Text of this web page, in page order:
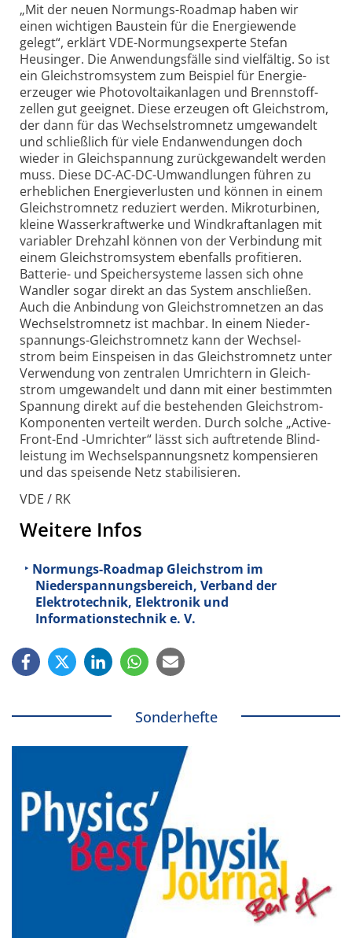
„Mit der neuen Normungs-Roadmap haben wir
einen wichtigen Bau­stein für die Energie­wende
gelegt“, erklärt VDE-Normungs­experte Stefan
Heusinger. Die Anwendungs­fälle sind viel­fältig. So ist
ein Gleich­strom­system zum Beispiel für Energie­
erzeuger wie Photo­voltaik­anlagen und Brenn­stoff­
zellen gut geeignet. Diese erzeugen oft Gleich­strom,
der dann für das Wechsel­strom­netz umge­wandelt
und schließ­lich für viele End­an­wendungen doch
wieder in Gleich­spannung zurück­gewandelt werden
muss. Diese DC-AC-DC-Umwand­lungen führen zu
erheb­lichen Energie­ver­lusten und können in einem
Gleich­strom­netz redu­ziert werden. Mikro­turbinen,
kleine Wasser­kraft­werke und Wind­kraft­an­lagen mit
variabler Dreh­zahl können von der Verbindung mit
einem Gleich­strom­system eben­falls profi­tieren.
Batterie- und Speicher­systeme lassen sich ohne
Wandler sogar direkt an das System anschließen.
Auch die Anbindung von Gleich­strom­netzen an das
Wechsel­strom­netz ist machbar. In einem Nieder­
spannungs-Gleich­strom­netz kann der Wechsel­
strom beim Ein­speisen in das Gleich­strom­netz unter
Verwendung von zentralen Umrichtern in Gleich­
strom umge­wandelt und dann mit einer bestimmten
Spannung direkt auf die beste­henden Gleich­strom-
Kompo­nenten verteilt werden. Durch solche „Active-
Front-End -Umrichter“ lässt sich auf­tretende Blind­
leistung im Wechsel­spannungs­netz kompen­sieren
und das speisende Netz stabi­li­sieren.
VDE / RK
Weitere Infos
Normungs-Roadmap Gleichstrom im
Niederspannungsbereich, Verband der
Elektrotechnik, Elektronik und
Informationstechnik e. V.
Sonderhefte